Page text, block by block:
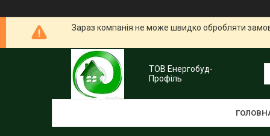
Зараз компанія не може швидко обробляти
ТОВ Енергобуд-
Профіль